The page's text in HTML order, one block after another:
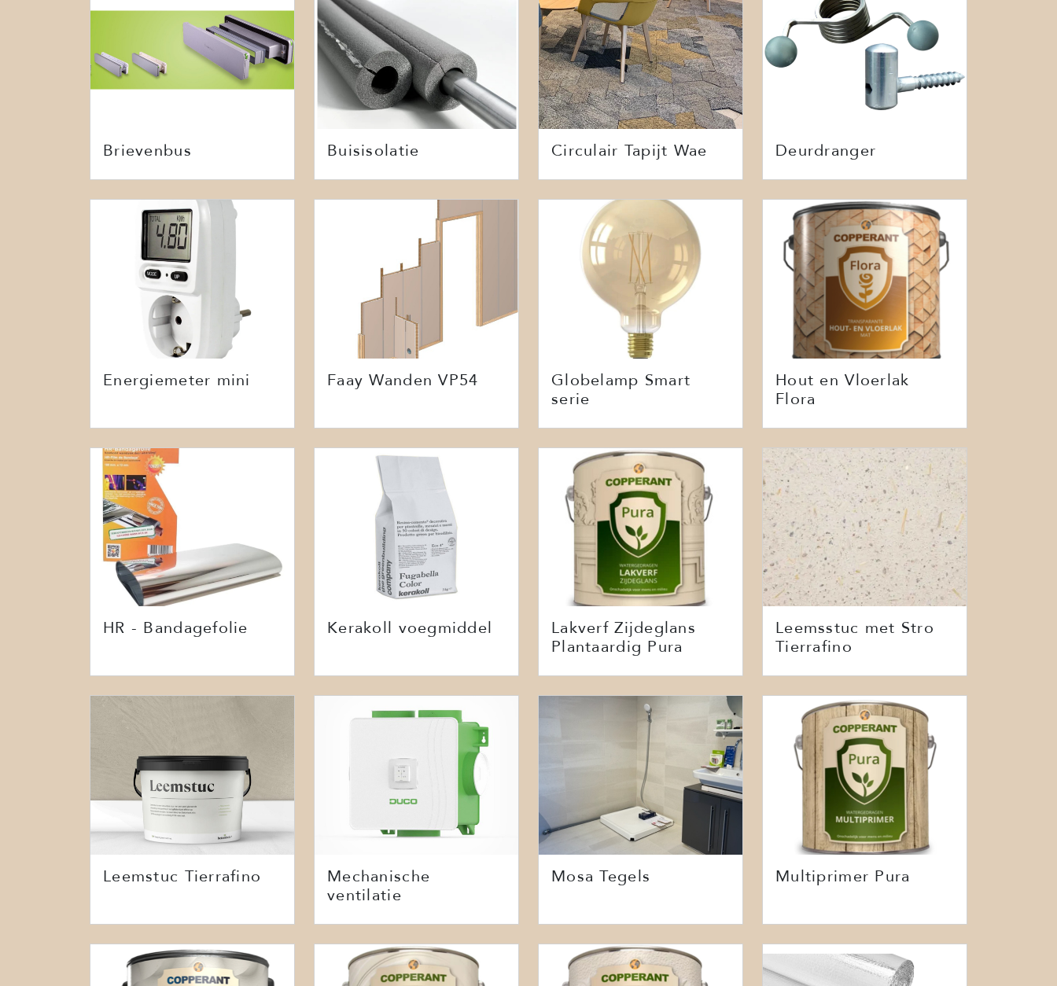
Brievenbus Buisisolatie Circulair Tapijt Wae Deurdranger
Energiemeter mini Faay Wanden VP54
Globelamp Smart
serie
Hout en Vloerlak
Flora
HR - Bandagefolie Kerakoll voegmiddel
Lakverf Zijdeglans
Plantaardig Pura
Leemsstuc met Stro
Tierrafino
Leemstuc Tierrafino
Mechanische
ventilatie
Mosa Tegels Multiprimer Pura